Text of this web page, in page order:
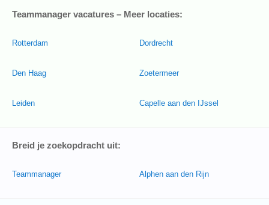
Teammanager vacatures – Meer locaties:
Rotterdam
Den Haag
Leiden
Dordrecht
Zoetermeer
Capelle aan den IJssel
Breid je zoekopdracht uit:
Teammanager Alphen aan den Rijn